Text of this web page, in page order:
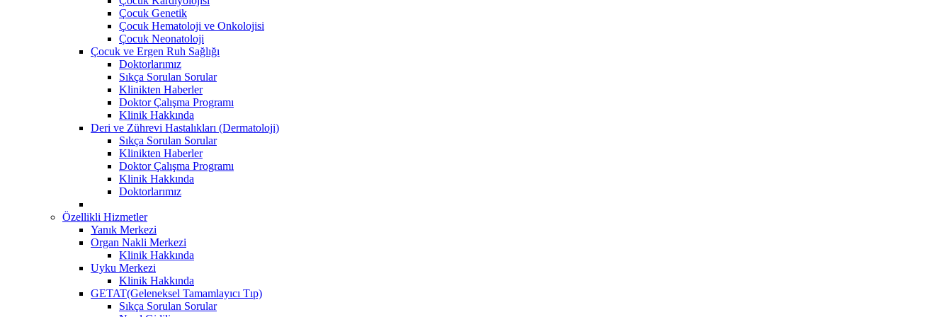
Çocuk Genetik
Çocuk Hematoloji ve Onkolojisi
Çocuk Neonatoloji
Çocuk ve Ergen Ruh Sağlığı
Doktorlarımız
Sıkça Sorulan Sorular
Klinikten Haberler
Doktor Çalışma Programı
Klinik Hakkında
Deri ve Zührevi Hastalıkları (Dermatoloji)
Sıkça Sorulan Sorular
Klinikten Haberler
Doktor Çalışma Programı
Klinik Hakkında
Doktorlarımız
Özellikli Hizmetler
Yanık Merkezi
Organ Nakli Merkezi
Klinik Hakkında
Uyku Merkezi
Klinik Hakkında
GETAT(Geleneksel Tamamlayıcı Tıp)
Sıkça Sorulan Sorular